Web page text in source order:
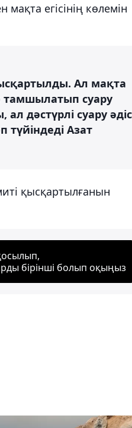
егісінің көлемін
Ал мақта
тамшылатып суару
дәстүрлі суару
Азат
қысқартылғанын
бірінші болып оқыңыз